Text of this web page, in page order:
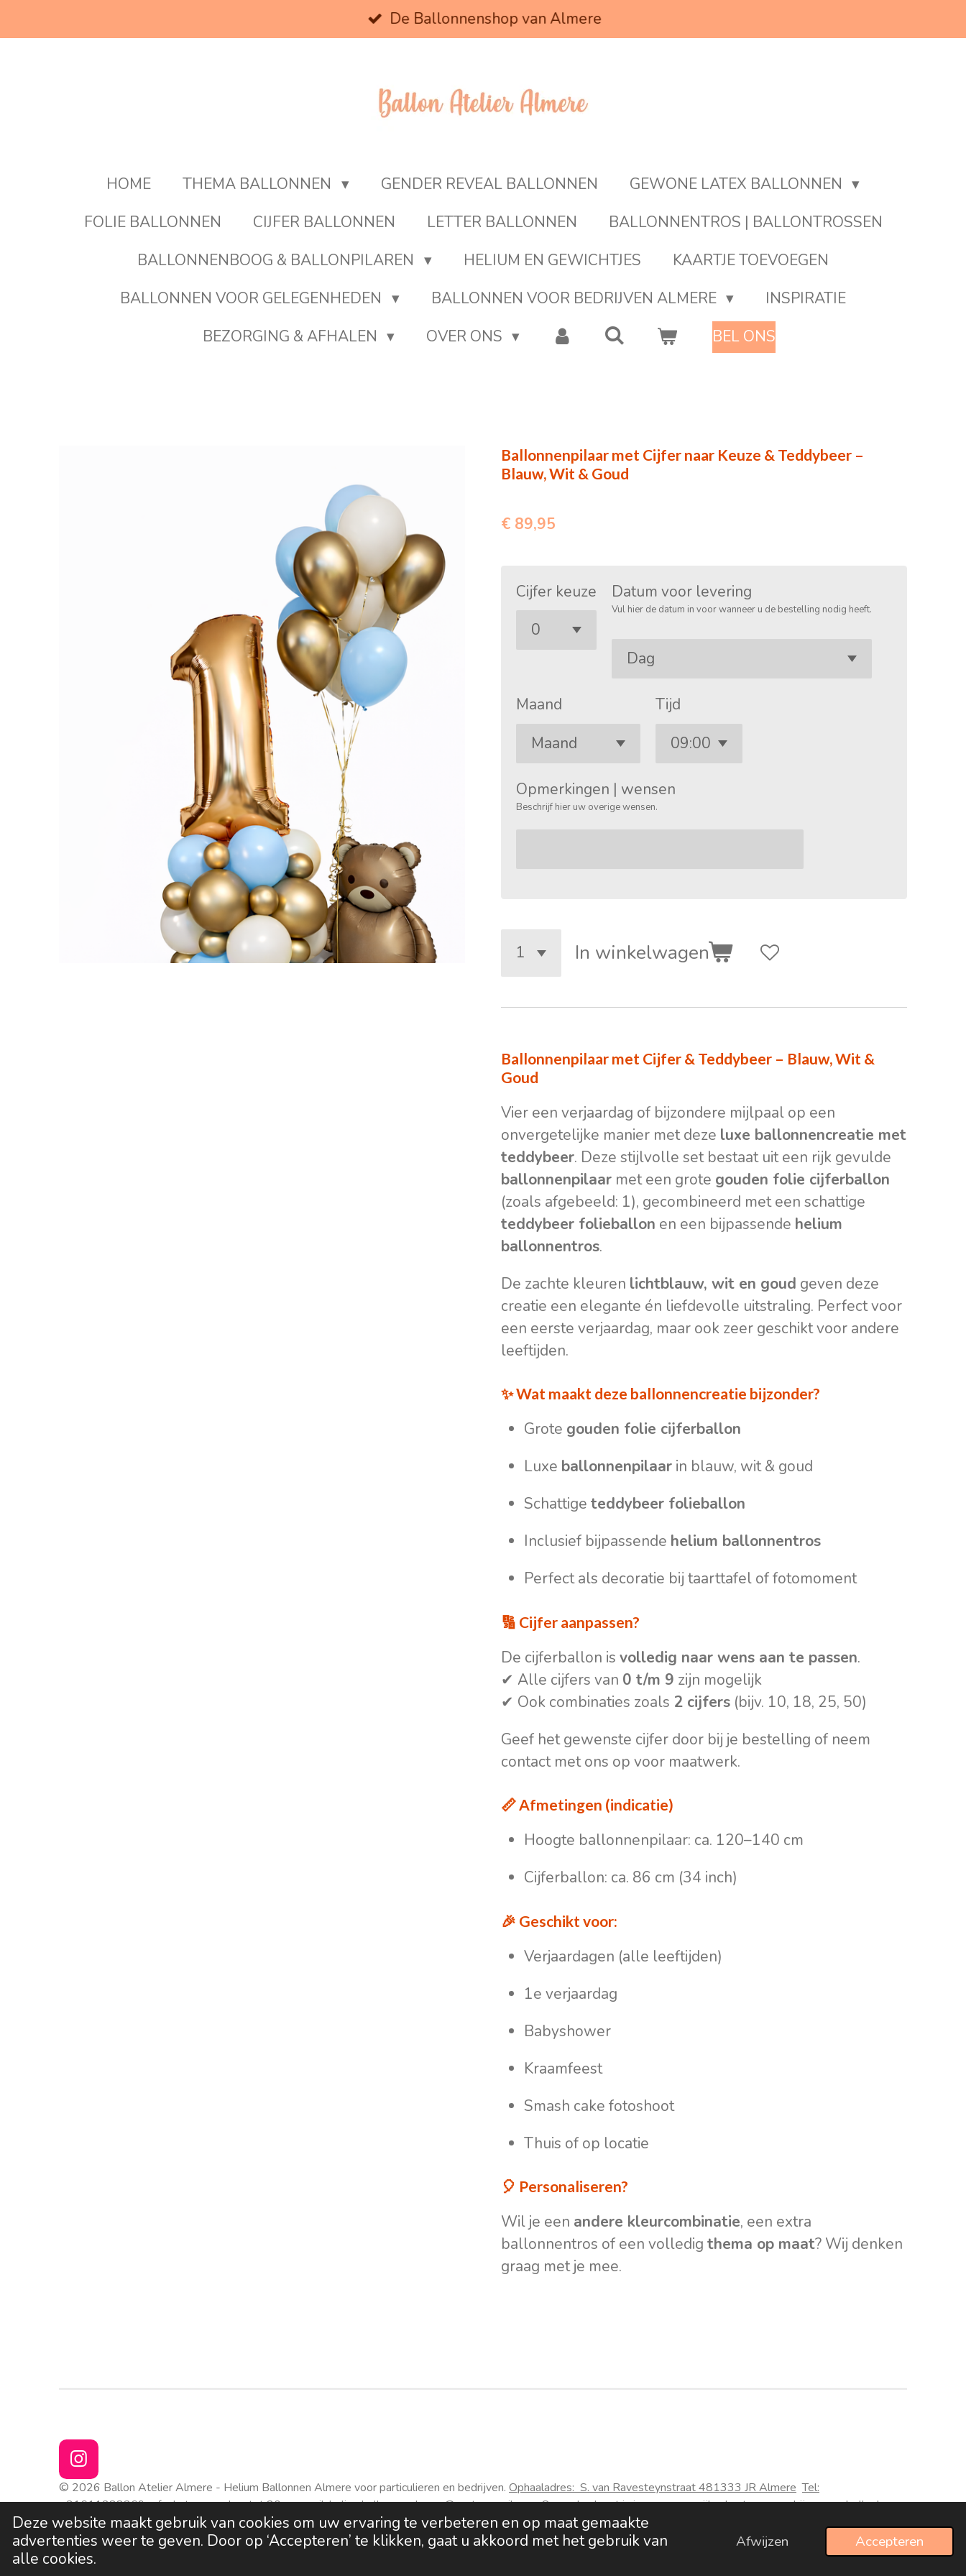
Deze website maakt gebruik van cookies om uw ervaring te verbeteren en op maat gemaakte
advertenties weer te geven. Door op ‘Accepteren’ te klikken, gaat u akkoord met het gebruik van
alle cookies.
Afwijzen Accepteren
direct
De Ballonnenshop van Almere
HOME THEMA BALLONNEN GENDER REVEAL BALLONNEN
GEWONE LATEX BALLONNEN
FOLIE BALLONNEN
CIJFER BALLONNEN LETTER BALLONNEN
BALLONNENTROS | BALLONTROSSEN
BALLONNENBOOG & BALLONPILAREN
HELIUM EN GEWICHTJES
KAARTJE TOEVOEGEN
BALLONNEN VOOR GELEGENHEDEN
BALLONNEN VOOR BEDRIJVEN ALMERE
INSPIRATIE
BEZORGING & AFHALEN
OVER ONS BEL ONS
Ballonnenpilaar met Cijfer naar Keuze & Teddybeer –
Blauw, Wit & Goud
€ 89,95
Cijfer keuze Datum voor levering
Vul hier de datum in voor wanneer u de bestelling nodig heeft.
Maand Tijd
Opmerkingen | wensen
Beschrijf hier uw overige wensen.
In winkelwagen
Ballonnenpilaar met Cijfer & Teddybeer – Blauw, Wit &
Goud
Vier een verjaardag of bijzondere mijlpaal op een
onvergetelijke manier met deze luxe ballonnencreatie met
teddybeer. Deze stijlvolle set bestaat uit een rijk gevulde
ballonnenpilaar met een grote gouden folie cijferballon
(zoals afgebeeld: 1), gecombineerd met een schattige
teddybeer folieballon en een bijpassende helium
ballonnentros.
De zachte kleuren lichtblauw, wit en goud geven deze
creatie een elegante én liefdevolle uitstraling. Perfect voor
een eerste verjaardag, maar ook zeer geschikt voor andere
leeftijden.
✨ Wat maakt deze ballonnencreatie bijzonder?
Grote gouden folie cijferballon
Luxe ballonnenpilaarin blauw, wit & goud
Schattige teddybeer folieballon
Inclusief bijpassende helium ballonnentros
Perfect als decoratie bij taarttafel of fotomoment
🔢 Cijfer aanpassen?
De cijferballon is volledig naar wens aan te passen.
✔ Alle cijfers van 0 t/m 9 zijn mogelijk
✔ Ook combinaties zoals 2 cijfers (bijv. 10, 18, 25, 50)
Geef het gewenste cijfer door bij je bestelling of neem
contact met ons op voor maatwerk.
📏 Afmetingen (indicatie)
Hoogte ballonnenpilaar: ca. 120–140 cm
Cijferballon: ca. 86 cm (34 inch)
🎉 Geschikt voor:
Verjaardagen (alle leeftijden)
1e verjaardag
Babyshower
Kraamfeest
Smash cake fotoshoot
Thuis of op locatie
🎈 Personaliseren?
Wil je een andere kleurcombinatie, een extra
ballonnentros of een volledig thema op maat? Wij denken
graag met je mee.
I
n
s
t
a
g
© 2026 Ballon Atelier Almere - Helium Ballonnen Almere voor particulieren en bedrijven. Ophaaladres: S. van Ravesteynstraat 481333 JR Almere Tel:
+31611288269ofwhatsappenkan tot 20 uur. mail: heliumballonnenalmere@proton-mail.com.Ons ophaalpunt is in een woonwijk u kunt gewoon bij ons aanbellen!
Gratis Parkeren voor de deur in Almere Buiten. :-)